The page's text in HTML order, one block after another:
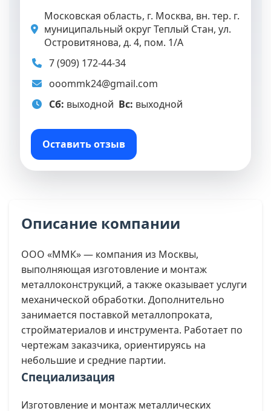
Московская область, г. Москва, вн. тер. г.
муниципальный округ Теплый Стан, ул.
Островитянова, д. 4, пом. 1/А
7 (909) 172-44-34
ooommk24@gmail.com
Сб: выходной Вс: выходной
Оставить отзыв
Описание компании
ООО «ММК» — компания из Москвы,
выполняющая изготовление и монтаж
металлоконструкций, а также оказывает услуги
механической обработки. Дополнительно
занимается поставкой металлопроката,
стройматериалов и инструмента. Работает по
чертежам заказчика, ориентируясь на
небольшие и средние партии.
Специализация
Изготовление и монтаж металлических